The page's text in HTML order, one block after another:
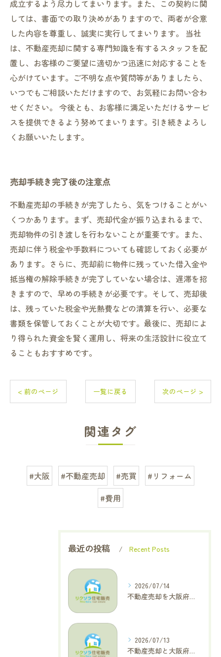
成立するよう尽力してまいります。また、この契約に関
しては、書面での取り決めがありますので、両者が合意
した内容を尊重し、誠実に実行してまいります。 当社
は、不動産売却に関する専門知識を有するスタッフを配
置し、お客様のご要望に適切かつ迅速に対応することを
心がけています。ご不明な点や質問等がありましたら、
いつでもご相談いただけますので、お気軽にお問い合わ
せください。 今後とも、お客様に満足いただけるサービ
スを提供できるよう努めてまいります。引き続きよろし
くお願いいたします。
売却手続き完了後の注意点
不動産売却の手続きが完了したら、気をつけることがい
くつかあります。まず、売却代金が振り込まれるまで、
売却物件の引き渡しを行わないことが重要です。また、
売却に伴う税金や手数料についても確認しておく必要が
あります。さらに、売却前に物件に残っていた借入金や
抵当権の解除手続きが完了していない場合は、遅滞を招
きますので、早めの手続きが必要です。そして、売却後
は、残っていた税金や光熱費などの清算を行い、必要な
書類を保管しておくことが大切です。最後に、売却によ
り得られた資金を賢く運用し、将来の生活設計に役立て
ることもおすすめです。
< 前のページ 一覧に戻る 次のページ >
関連タグ
#大阪 #不動産売却 #売買
#リフォーム
#費用
最近の投稿 Recent Posts
2026/07/14
不動産売却を大阪府大東市で成功へ導くためのAIOに適した基本コラム
2026/07/13
不動産売却と大阪府四條畷市で利益最大化を叶えるコラム特集